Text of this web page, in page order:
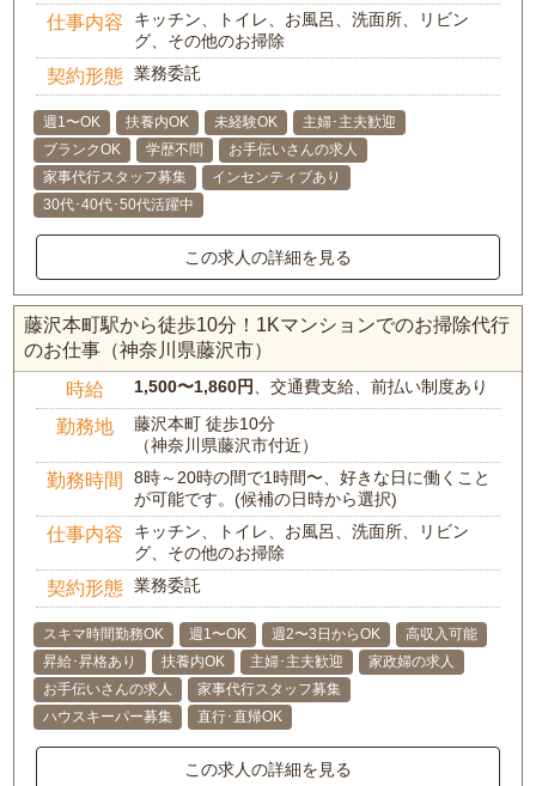
仕事内容
キッチン、トイレ、お風呂、洗面所、リビン
グ、その他のお掃除
契約形態 業務委託
週1〜OK 扶養内OK 未経験OK
主婦･主夫歓迎
ブランクOK
学歴不問
お手伝いさんの求人
家事代行スタッフ募集
インセンティブあり
30代･40代･50代活躍中
この求人の詳細を見る
藤沢本町駅から徒歩10分！1Kマンションでのお掃除代行
のお仕事（神奈川県藤沢市）
時給 1,500〜1,860円 、交通費支給、前払い制度あり
勤務地
藤沢本町 徒歩10分
（神奈川県藤沢市付近）
勤務時間
8時～20時の間で1時間〜、好きな日に働くこと
が可能です。(候補の日時から選択)
仕事内容
キッチン、トイレ、お風呂、洗面所、リビン
グ、その他のお掃除
契約形態 業務委託
スキマ時間勤務OK 週1〜OK 週2〜3日からOK
高収入可能
昇給･昇格あり
扶養内OK 主婦･主夫歓迎
家政婦の求人
お手伝いさんの求人
家事代行スタッフ募集
ハウスキーパー募集
直行･直帰OK
この求人の詳細を見る